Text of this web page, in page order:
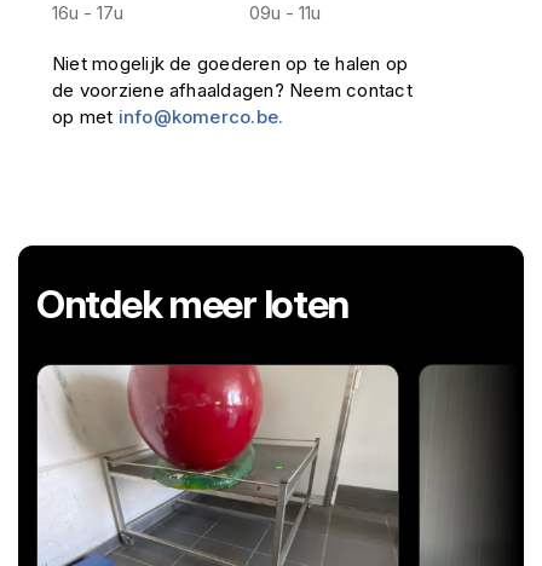
16u - 17u
09u - 11u
Niet mogelijk de goederen op te halen op
de voorziene afhaaldagen? Neem contact
op met info@komerco.be.
Ontdek meer loten